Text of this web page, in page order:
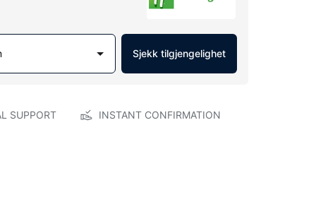
Sjekk tilgjengelighet
SUPPORT INSTANT CONFIRMATION